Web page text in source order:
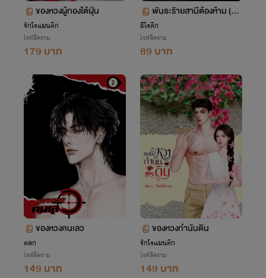
ของหวงผู้กองไต้ฝุ่น
รักโรแมนติก
ไรท์สีคราม
179 บาท
พันธะรัายสามีต้องห้าม (BD
SM พระเอกแอบจิต)
อีโรติก
ไรท์สีคราม
89 บาท
ของหวงคนเลว
ตลก
ไรท์สีคราม
149 บาท
ของหวงกำนันดิน
รักโรแมนติก
ไรท์สีคราม
149 บาท